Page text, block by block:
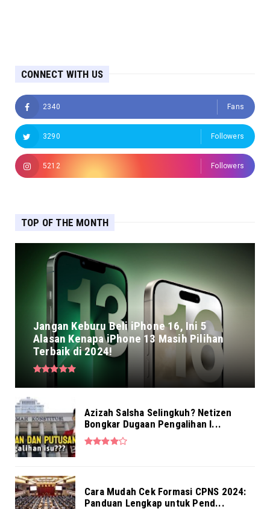
CONNECT WITH US
2340 Fans
3290 Followers
5212 Followers
TOP OF THE MONTH
Jangan Keburu Beli iPhone 16, Ini 5
Alasan Kenapa iPhone 13 Masih Pilihan
Terbaik di 2024!
Azizah Salsha Selingkuh? Netizen
Bongkar Dugaan Pengalihan I...
Cara Mudah Cek Formasi CPNS 2024:
Panduan Lengkap untuk Pend...